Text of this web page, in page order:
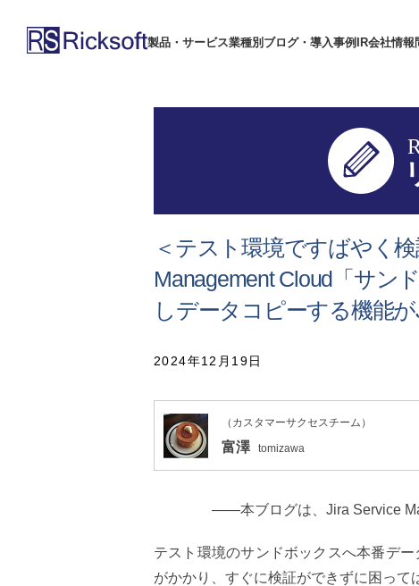
製品・サービス業種別 ブログ・導入事例 IR会社情報
＜テスト環境ですばやく
Management Cloud「サン
しデータコピーする機能
2024年12月19日
（カスタマーサクセスチーム）
富澤 tomizawa
――本ブログは、Jira Service
テスト環境のサンドボックスへ本番デー
がかかり、すぐに検証ができずに困って